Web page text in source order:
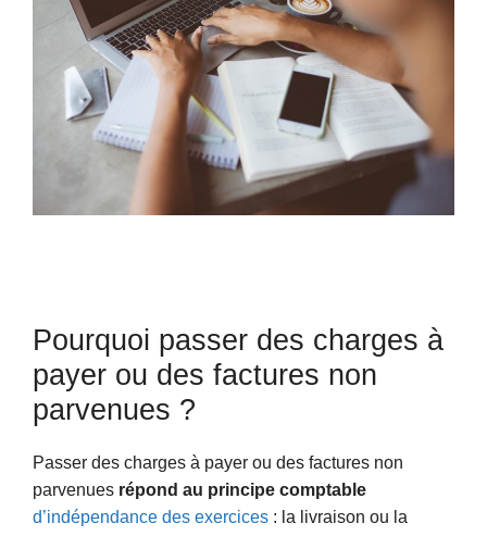
Pourquoi passer des charges à
payer ou des factures non
parvenues ?
Passer des charges à payer ou des factures non
parvenues répond au principe comptable
d’indépendance des exercices : la livraison ou la